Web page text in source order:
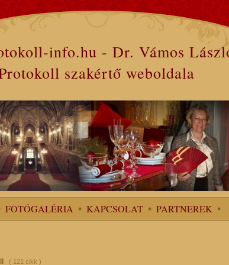
info.hu - Dr. Vámos
szakértő weboldala
FOTÓGALÉRIA KAPCSOLAT PARTNEREK
( 121 cikk )